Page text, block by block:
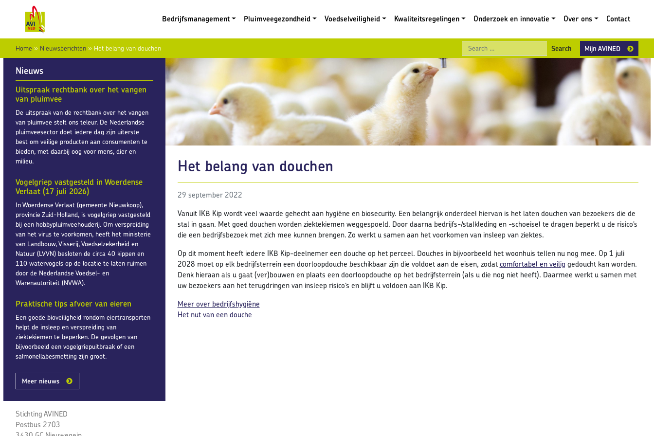
Bedrijfsmanagement
Pluimveegezondheid Voedselveiligheid Kwaliteitsregelingen Onderzoek en innovatie Over ons Contact
Home » Nieuwsberichten » Het belang van douchen Search
Mijn AVINED
Nieuws
Uitspraak rechtbank over het vangen
van pluimvee
De uitspraak van de rechtbank over het vangen
van pluimvee stelt ons teleur. De Nederlandse
pluimveesector doet iedere dag zijn uiterste
best om veilige producten aan consumenten te
bieden, met daarbij oog voor mens, dier en
milieu.
Vogelgriep vastgesteld in Woerdense
Verlaat (17 juli 2026)
In Woerdense Verlaat (gemeente Nieuwkoop),
provincie Zuid-Holland, is vogelgriep vastgesteld
bij een hobbypluimveehouderij. Om verspreiding
van het virus te voorkomen, heeft het ministerie
van Landbouw, Visserij, Voedselzekerheid en
Natuur (LVVN) besloten de circa 40 kippen en
110 watervogels op de locatie te laten ruimen
door de Nederlandse Voedsel- en
Warenautoriteit (NVWA).
Praktische tips afvoer van eieren
Een goede bioveiligheid rondom eiertransporten
helpt de insleep en verspreiding van
ziektekiemen te beperken. De gevolgen van
bijvoorbeeld een vogelgriepuitbraak of een
salmonellabesmetting zijn groot.
Meer nieuws
Stichting AVINED
Postbus 2703
Het belang van douchen
29 september 2022
Vanuit IKB Kip wordt veel waarde gehecht aan hygiëne en biosecurity. Een belangrijk onderdeel hiervan is het laten douchen van bezoekers die de
stal in gaan. Met goed douchen worden ziektekiemen weggespoeld. Door daarna bedrijfs-/stalkleding en -schoeisel te dragen beperkt u de risico’s
die een bedrijfsbezoek met zich mee kunnen brengen. Zo werkt u samen aan het voorkomen van insleep van ziektes.
Op dit moment heeft iedere IKB Kip-deelnemer een douche op het perceel. Douches in bijvoorbeeld het woonhuis tellen nu nog mee. Op 1 juli
2028 moet op elk bedrijfsterrein een doorloopdouche beschikbaar zijn die voldoet aan de eisen, zodatcomfortabel en veilig gedoucht kan worden.
Denk hieraan als u gaat (ver)bouwen en plaats een doorloopdouche op het bedrijfsterrein (als u die nog niet heeft). Daarmee werkt u samen met
uw bezoekers aan het terugdringen van insleep risico’s en blijft u voldoen aan IKB Kip.
Meer over bedrijfshygiëne
Het nut van een douche